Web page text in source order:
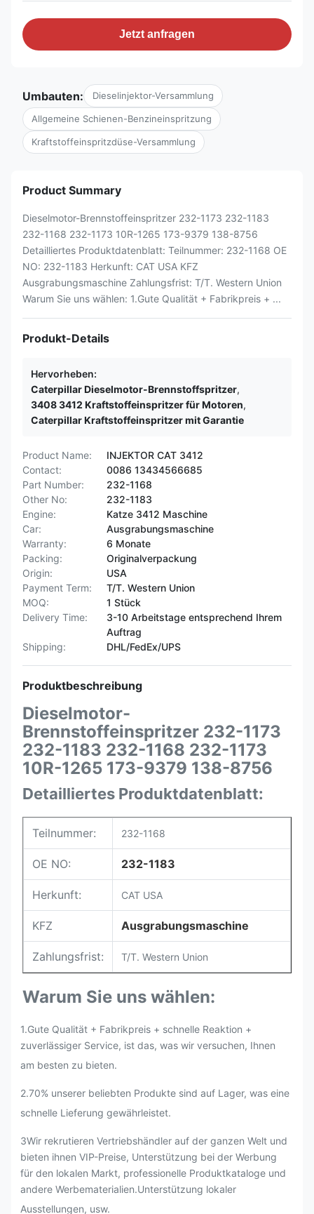
Jetzt anfragen
Umbauten: Dieselinjektor-Versammlung
Allgemeine Schienen-Benzineinspritzung
Kraftstoffeinspritzdüse-Versammlung
Product Summary
Dieselmotor-Brennstoffeinspritzer 232-1173 232-1183
232-1168 232-1173 10R-1265 173-9379 138-8756
Detailliertes Produktdatenblatt: Teilnummer: 232-1168 OE
NO: 232-1183 Herkunft: CAT USA KFZ
Ausgrabungsmaschine Zahlungsfrist: T/T. Western Union
Warum Sie uns wählen: 1.Gute Qualität + Fabrikpreis + ...
Produkt-Details
Hervorheben:
Caterpillar Dieselmotor-Brennstoffspritzer,
3408 3412 Kraftstoffeinspritzer für Motoren,
Caterpillar Kraftstoffeinspritzer mit Garantie
Product Name:
INJEKTOR CAT 3412
Contact:
0086 13434566685
Part Number:
232-1168
Other No:
232-1183
Engine:
Katze 3412 Maschine
Car:
Ausgrabungsmaschine
Warranty:
6 Monate
Packing:
Originalverpackung
Origin:
USA
Payment Term:
T/T. Western Union
MOQ:
1 Stück
Delivery Time:
3-10 Arbeitstage entsprechend Ihrem
Auftrag
Shipping:
DHL/FedEx/UPS
Produktbeschreibung
Dieselmotor-
Brennstoffeinspritzer 232-1173
232-1183 232-1168 232-1173
10R-1265 173-9379 138-8756
Detailliertes Produktdatenblatt:
Teilnummer: 232-1168
OE NO: 232-1183
Herkunft: CAT USA
KFZ Ausgrabungsmaschine
Zahlungsfrist: T/T. Western Union
Warum Sie uns wählen:
1.Gute Qualität + Fabrikpreis + schnelle Reaktion +
zuverlässiger Service, ist das, was wir versuchen, Ihnen
am besten zu bieten.
2.70% unserer beliebten Produkte sind auf Lager, was eine
schnelle Lieferung gewährleistet.
3Wir rekrutieren Vertriebshändler auf der ganzen Welt und
bieten ihnen VIP-Preise, Unterstützung bei der Werbung
für den lokalen Markt, professionelle Produktkataloge und
andere Werbematerialien.Unterstützung lokaler
Ausstellungen, usw.